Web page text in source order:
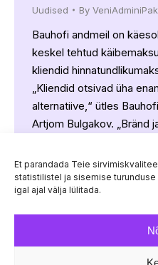
Et parandada Teie
statistilistel ja sisemise
igal ajal välja lülitada.
Uudised By
Bauhofi andmeil on
keskel tehtud
kliendid
„Kliendid otsivad üha
alternatiive,“ ütles
Artjom Bulgakov. „Bränd
tarneaeg.“ Ostjate
ise järele tulemine ja
Bauhofi strateegia on